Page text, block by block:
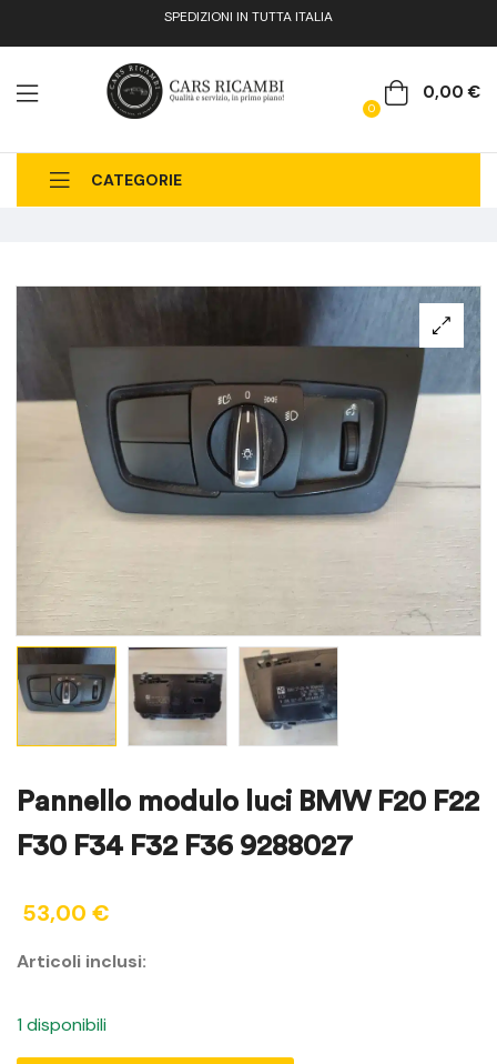
SPEDIZIONI IN TUTTA ITALIA
0
0,00€
CATEGORIE
Pannello modulo luci BMW F20 F22
F30 F34 F32 F36 9288027
53,00 €
Articoli inclusi:
1 disponibili